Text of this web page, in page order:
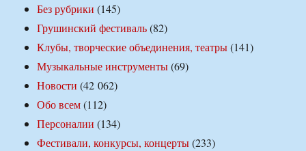
Без рубрики (145)
Грушинский фестиваль(82)
Клубы, творческие объединения, театры(141)
Музыкальные инструменты(69)
Новости (42 062)
Обо всем(112)
Персоналии (134)
Фестивали, конкурсы, концерты(233)